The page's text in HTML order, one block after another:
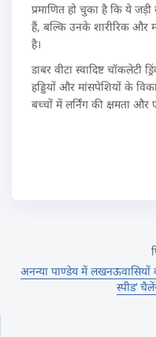
प्रमाणित हो चुका है कि ये जड़ी
हैं, बल्कि उनके शारीरिक और
है।
डाबर वीटा स्वादिष्ट
हड्डियों और मांसपेशियों के
बच्चों में लर्निंग की क्षमता और
अनन्या पाण्डेय में लखनऊवासियों
स्पीड’